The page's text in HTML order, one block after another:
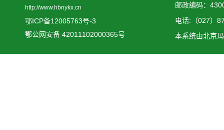
http://www.hbnykx.cn
鄂ICP备12005763号-3
鄂公网安备 42011102000365号
邮政编码：
电话:（027）
本系统由北京